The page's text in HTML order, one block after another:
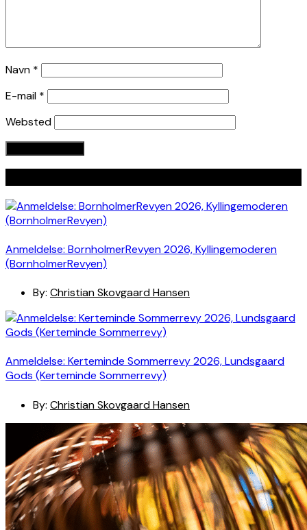
Navn *
E-mail *
Websted
Anmeldelse: BornholmerRevyen 2026, Kyllingemoderen
(BornholmerRevyen)
By: Christian Skovgaard Hansen
Anmeldelse: Kerteminde Sommerrevy 2026, Lundsgaard
Gods (Kerteminde Sommerrevy)
By: Christian Skovgaard Hansen